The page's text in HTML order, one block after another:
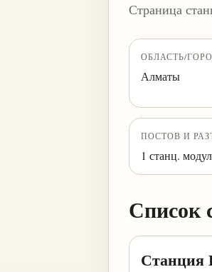
Страница
ОБЛАСТЬ/
Алматы
ПОСТОВ И
1 станц.
Список
Станция